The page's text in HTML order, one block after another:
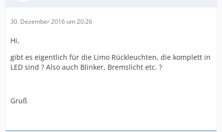
30. Dezember 2016 um 20:26
Hi,
gibt es eigentlich für die Limo Rückleuchten, die komplett in
LED sind ? Also auch Blinker, Bremslicht etc. ?
Gruß